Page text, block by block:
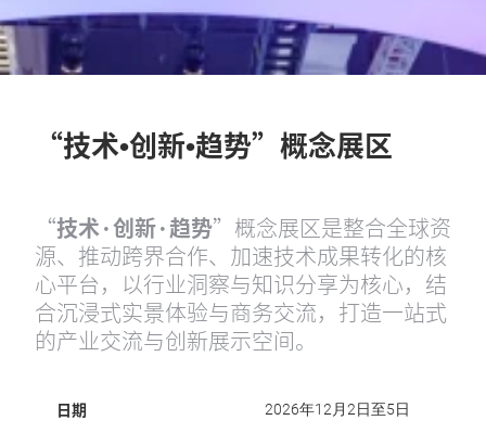
“技术•创新•趋势”概念展区
“技术·创新·趋势”概念展区是整合全球资
源、推动跨界合作、加速技术成果转化的核
心平台，以行业洞察与知识分享为核心，结
合沉浸式实景体验与商务交流，打造一站式
的产业交流与创新展示空间。
日期 2026年12月2日至5日